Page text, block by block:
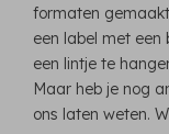
formaten
een label met een
een lintje te
Maar heb je nog
ons laten weten.